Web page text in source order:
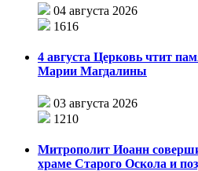
04 августа 2026
1616
4 августа Церковь чтит
Марии Магдалины
03 августа 2026
1210
Митрополит Иоанн
храме Старого Оскола и